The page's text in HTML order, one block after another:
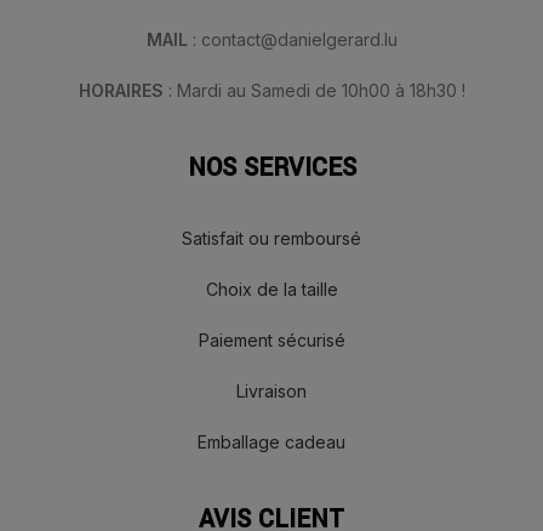
MAIL : contact@danielgerard.lu
HORAIRES : Mardi au Samedi de 10h00 à 18h30 !
NOS SERVICES
Satisfait ou remboursé
Choix de la taille
Paiement sécurisé
Livraison
Emballage cadeau
AVIS CLIENT